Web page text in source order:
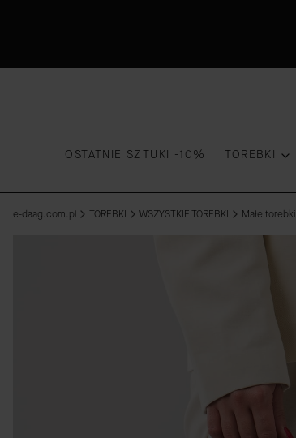
OSTATNIE SZTUKI -10% TOREBKI
e-daag.com.pl TOREBKI WSZYSTKIE TOREBKI Małe torebki